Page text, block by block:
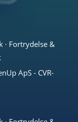
· Fortrydelse &
ApS - CVR-